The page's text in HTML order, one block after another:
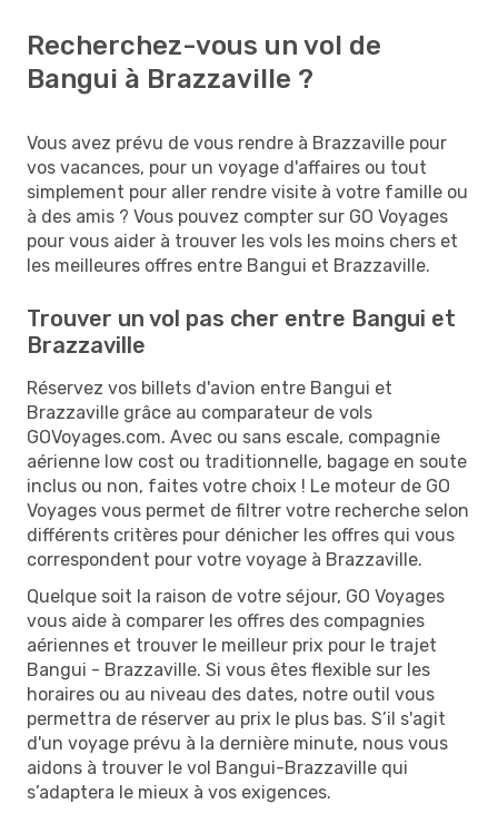
Recherchez-vous un vol de
Bangui à Brazzaville ?
Vous avez prévu de vous rendre à Brazzaville pour
vos vacances, pour un voyage d'affaires ou tout
simplement pour aller rendre visite à votre famille ou
à des amis ? Vous pouvez compter sur GO Voyages
pour vous aider à trouver les vols les moins chers et
les meilleures offres entre Bangui et Brazzaville.
Trouver un vol pas cher entre Bangui et
Brazzaville
Réservez vos billets d'avion entre Bangui et
Brazzaville grâce au comparateur de vols
GOVoyages.com. Avec ou sans escale, compagnie
aérienne low cost ou traditionnelle, bagage en soute
inclus ou non, faites votre choix ! Le moteur de GO
Voyages vous permet de filtrer votre recherche selon
différents critères pour dénicher les offres qui vous
correspondent pour votre voyage à Brazzaville.
Quelque soit la raison de votre séjour, GO Voyages
vous aide à comparer les offres des compagnies
aériennes et trouver le meilleur prix pour le trajet
Bangui - Brazzaville. Si vous êtes flexible sur les
horaires ou au niveau des dates, notre outil vous
permettra de réserver au prix le plus bas. S’il s'agit
d'un voyage prévu à la dernière minute, nous vous
aidons à trouver le vol Bangui-Brazzaville qui
s’adaptera le mieux à vos exigences.